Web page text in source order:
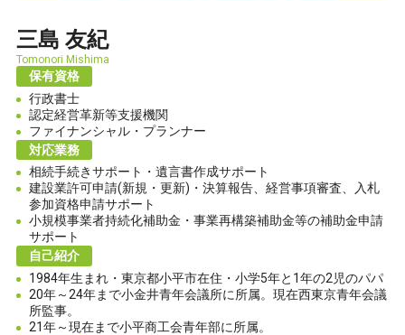
三島 友紀
Tomonori Mishima
保有資格
行政書士
認定経営革新等支援機関
ファイナンシャル・プランナー
対応業務
相続手続きサポート・遺言書作成サポート
建設業許可申請(新規・更新)・決算報告、経営事項審査、入札
参加資格申請サポート
小規模事業者持続化補助金・事業再構築補助金等の補助金申請
サポート
自己紹介
1984年生まれ・東京都小平市在住・小学5年と1年の2児のパパ
20年～24年まで小金井青年会議所に所属。現在西東京青年会議
所監事。
21年～現在まで小平商工会青年部に所属。